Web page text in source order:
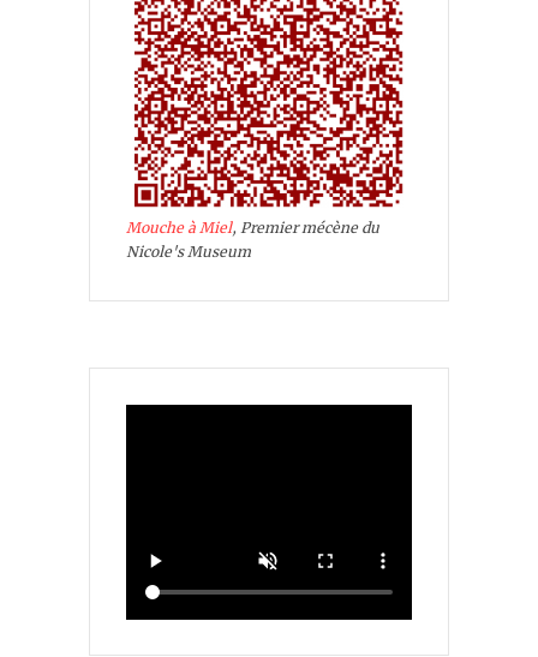
Mouche à Miel, Premier mécène du
Nicole's Museum